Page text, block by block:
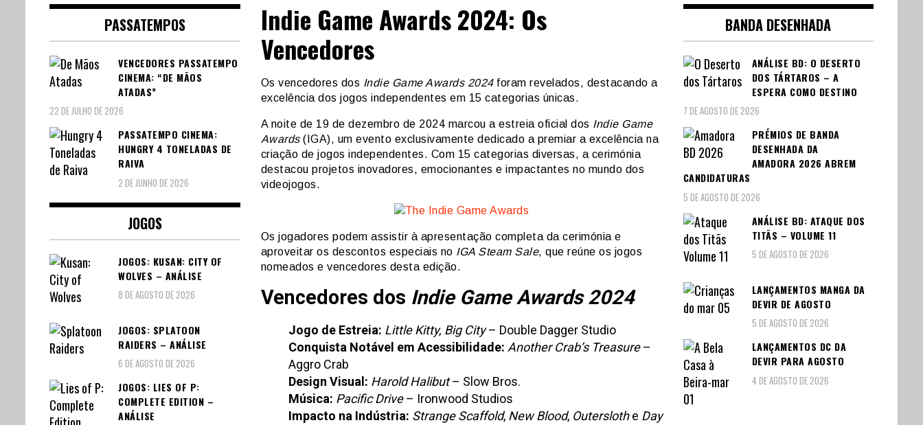
Indie Game Awards 2024: Os
Vencedores
Os vencedores dos Indie Game Awards 2024foram revelados, destacando a
excelência dos jogos independentes em 15 categorias únicas.
A noite de 19 de dezembro de 2024 marcou a estreia oficial dos Indie Game
Awards(IGA), um evento exclusivamente dedicado a premiar a excelência na
criação de jogos independentes. Com 15 categorias diversas, a cerimónia
destacou projetos inovadores, emocionantes e impactantes no mundo dos
videojogos.
Os jogadores podem assistir à apresentação completa da cerimónia e
aproveitar os descontos especiais no IGA Steam Sale, que reúne os jogos
nomeados e vencedores desta edição.
Vencedores dos Indie Game Awards 2024
Jogo de Estreia: Little Kitty, Big City– Double Dagger Studio
Conquista Notável em Acessibilidade: Another Crab’s Treasure–
Aggro Crab
Design Visual: Harold Halibut– Slow Bros.
Música: Pacific Drive– Ironwood Studios
Impacto na Indústria: Strange Scaffold, New Blood, Outerslothe Day
PASSATEMPOS
VENCEDORES PASSATEMPO
CINEMA: “DE MÃOS
ATADAS”
22 DE JULHO DE 2026
PASSATEMPO CINEMA:
HUNGRY 4 TONELADAS DE
RAIVA
2 DE JUNHO DE 2026
JOGOS
JOGOS: KUSAN: CITY OF
WOLVES – ANÁLISE
8 DE AGOSTO DE 2026
JOGOS: SPLATOON
RAIDERS – ANÁLISE
6 DE AGOSTO DE 2026
JOGOS: LIES OF P:
COMPLETE EDITION –
ANÁLISE
BANDA DESENHADA
ANÁLISE BD: O DESERTO
DOS TÁRTAROS – A
ESPERA COMO DESTINO
7 DE AGOSTO DE 2026
PRÉMIOS DE BANDA
DESENHADA DA
AMADORA 2026 ABREM
CANDIDATURAS
5 DE AGOSTO DE 2026
ANÁLISE BD: ATAQUE DOS
TITÃS – VOLUME 11
5 DE AGOSTO DE 2026
LANÇAMENTOS MANGA DA
DEVIR DE AGOSTO
5 DE AGOSTO DE 2026
LANÇAMENTOS DC DA
DEVIR PARA AGOSTO
4 DE AGOSTO DE 2026